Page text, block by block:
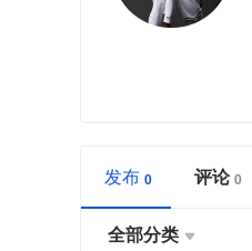
发布 评论
全部分类 